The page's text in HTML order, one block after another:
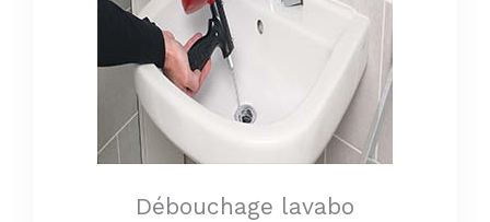
Débouchage lavabo